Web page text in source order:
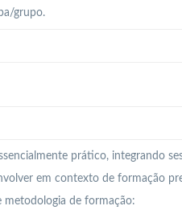
grupo.
prático, integrando
em contexto de formação
de formação: